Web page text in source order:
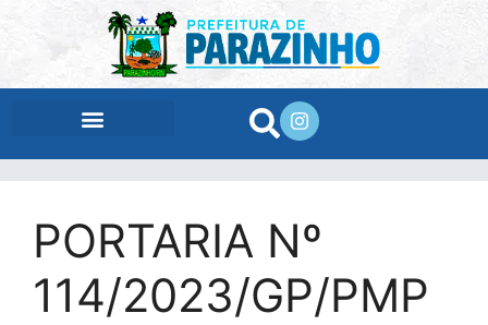
PORTARIA Nº
114/2023/GP/PMP